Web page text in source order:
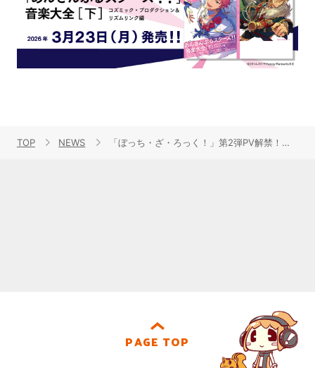
TOP NEWS 「ぼっち・ざ・ろっく！」第2弾PV解禁！そして、結束バンドのアルバムリリース決定！
PAGE TOP